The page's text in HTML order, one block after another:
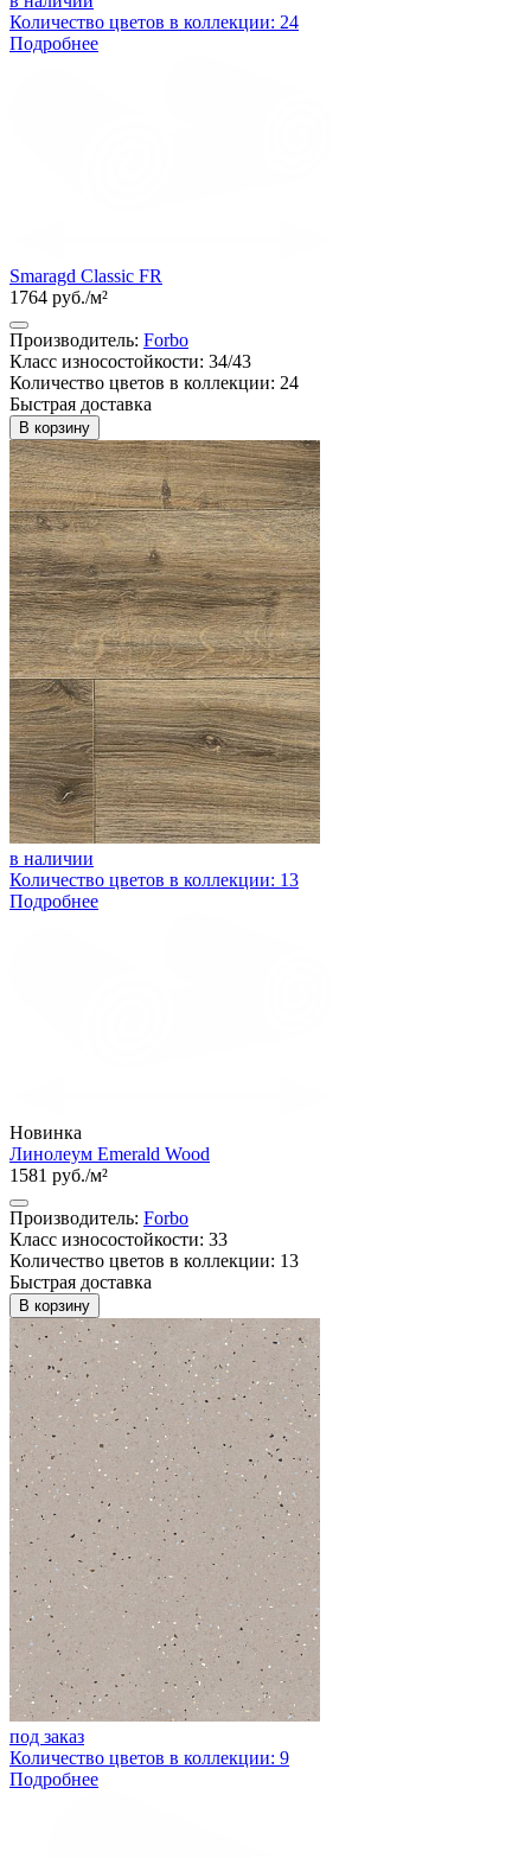
Количество цветов в коллекции: 24
Подробнее
Smaragd Classic FR
1764 руб./м²
Производитель: Forbo
Класс износостойкости: 34/43
Количество цветов в коллекции: 24
Быстрая доставка
В корзину
в наличии
Количество цветов в коллекции: 13
Подробнее
Новинка
Линолеум Emerald Wood
1581 руб./м²
Производитель: Forbo
Класс износостойкости: 33
Количество цветов в коллекции: 13
Быстрая доставка
В корзину
под заказ
Количество цветов в коллекции: 9
Подробнее